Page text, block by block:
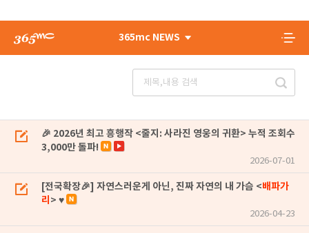
365mc NEWS
🎉 2026년 최고 흥행작 <줄지: 사라진 영웅의 귀환> 누적 조회수
3,000만 돌파!
2026-07-01
[전국확장🎉] 자연스러운게 아닌, 진짜 자연의 내 가슴 <배파가
리 > ♥
2026-04-23